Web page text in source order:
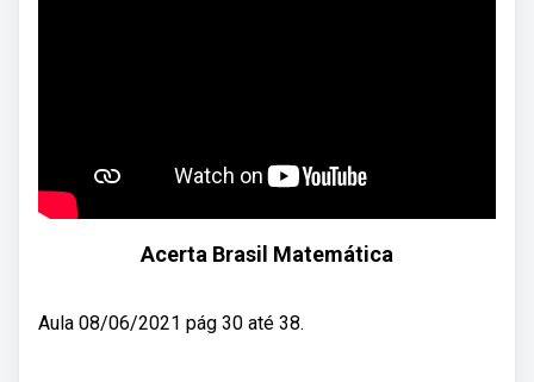
Acerta Brasil Matemática
Aula 08/06/2021 pág 30 até 38.